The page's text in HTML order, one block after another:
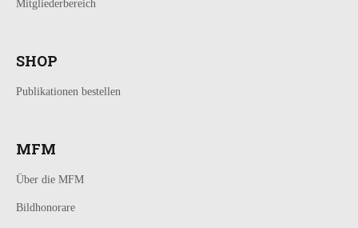
Mitgliederbereich
SHOP
Publikationen bestellen
MFM
Über die MFM
Bildhonorare